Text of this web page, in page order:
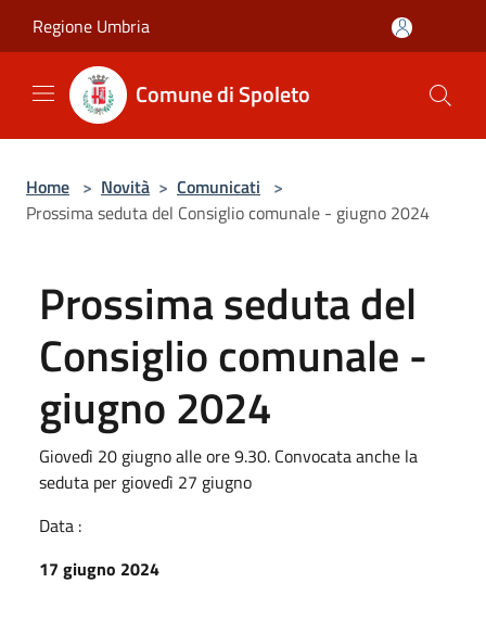
Regione Umbria
Comune di Spoleto
Home > Novità > Comunicati >
Prossima seduta del Consiglio comunale - giugno 2024
Prossima seduta del
Consiglio comunale -
giugno 2024
Giovedì 20 giugno alle ore 9.30. Convocata anche la
seduta per giovedì 27 giugno
Data :
17 giugno 2024